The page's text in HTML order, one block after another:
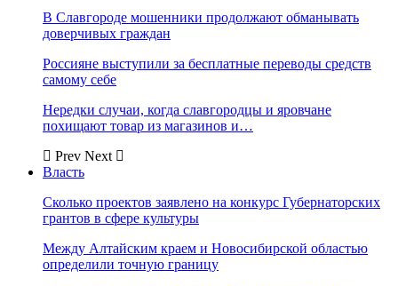
В Славгороде мошенники продолжают обманывать
доверчивых граждан
Россияне выступили за бесплатные переводы средств
самому себе
Нередки случаи, когда славгородцы и яровчане
похищают товар из магазинов и…
Prev Next
Власть
Сколько проектов заявлено на конкурс Губернаторских
грантов в сфере культуры
Между Алтайским краем и Новосибирской областью
определили точную границу